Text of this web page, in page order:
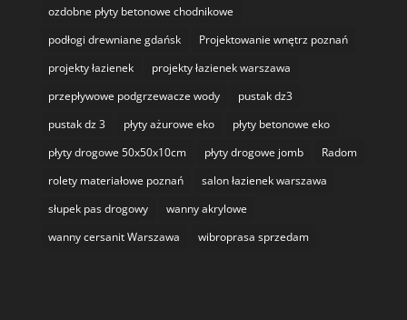
ozdobne płyty betonowe chodnikowe
podłogi drewniane gdańsk
Projektowanie wnętrz poznań
projekty łazienek
projekty łazienek warszawa
przepływowe podgrzewacze wody
pustak dz3
pustak dz 3
płyty ażurowe eko
płyty betonowe eko
płyty drogowe 50x50x10cm
płyty drogowe jomb
Radom
rolety materiałowe poznań
salon łazienek warszawa
słupek pas drogowy
wanny akrylowe
wanny cersanit Warszawa
wibroprasa sprzedam